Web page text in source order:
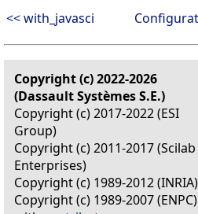
<< with_javasci
Copyright (c) 2022-2026
(Dassault Systèmes S.E.)
Copyright (c) 2017-2022 (ESI
Group)
Copyright (c) 2011-2017 (Scilab
Enterprises)
Copyright (c) 1989-2012 (INRIA)
Copyright (c) 1989-2007 (ENPC)